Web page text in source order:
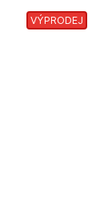
VÝPRODEJ